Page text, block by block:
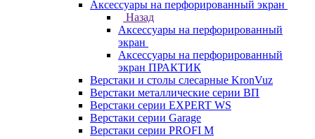
Аксессуары на перфорированный экран
Назад
Аксессуары на перфорированный
экран
Аксессуары на перфорированный
экран ПРАКТИК
Верстаки и столы слесарные KronVuz
Верстаки металлические серии ВП
Верстаки серии EXPERT WS
Верстаки серии Garage
Верстаки серии PROFI M